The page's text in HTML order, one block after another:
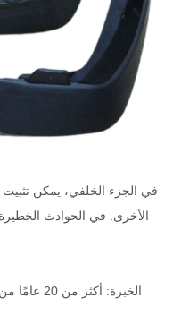
في الجزء الخلفي، يمكن تثبيت
الأخرى. في الحوادث
الخبرة: أكثر من 20 عامًا من الخبرة في إنتاج المطاط للمعدات الأصلية